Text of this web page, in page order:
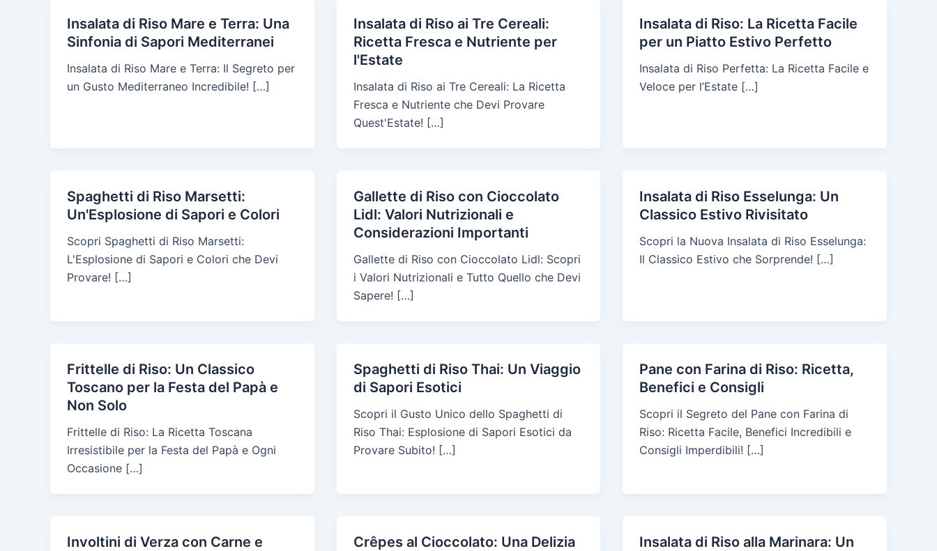
Insalata di Riso Mare e Terra: Una
Sinfonia di Sapori Mediterranei
Insalata di Riso Mare e Terra: Il Segreto per
un Gusto Mediterraneo Incredibile! […]
Insalata di Riso ai Tre Cereali:
Ricetta Fresca e Nutriente per
l'Estate
Insalata di Riso ai Tre Cereali: La Ricetta
Fresca e Nutriente che Devi Provare
Quest'Estate! […]
Insalata di Riso: La Ricetta Facile
per un Piatto Estivo Perfetto
Insalata di Riso Perfetta: La Ricetta Facile e
Veloce per l’Estate […]
Spaghetti di Riso Marsetti:
Un'Esplosione di Sapori e Colori
Scopri Spaghetti di Riso Marsetti:
L'Esplosione di Sapori e Colori che Devi
Provare! […]
Gallette di Riso con Cioccolato
Lidl: Valori Nutrizionali e
Considerazioni Importanti
Gallette di Riso con Cioccolato Lidl: Scopri
i Valori Nutrizionali e Tutto Quello che Devi
Sapere! […]
Insalata di Riso Esselunga: Un
Classico Estivo Rivisitato
Scopri la Nuova Insalata di Riso Esselunga:
Il Classico Estivo che Sorprende! […]
Frittelle di Riso: Un Classico
Toscano per la Festa del Papà e
Non Solo
Frittelle di Riso: La Ricetta Toscana
Irresistibile per la Festa del Papà e Ogni
Occasione […]
Spaghetti di Riso Thai: Un Viaggio
di Sapori Esotici
Scopri il Gusto Unico dello Spaghetti di
Riso Thai: Esplosione di Sapori Esotici da
Provare Subito! […]
Pane con Farina di Riso: Ricetta,
Benefici e Consigli
Scopri il Segreto del Pane con Farina di
Riso: Ricetta Facile, Benefici Incredibili e
Consigli Imperdibili! […]
Involtini di Verza con Carne e
Crêpes al Cioccolato: Una Delizia
Insalata di Riso alla Marinara: Un